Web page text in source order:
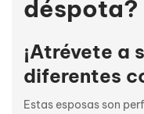
déspota?
¡Atrévete a
diferentes
Estas esposas son